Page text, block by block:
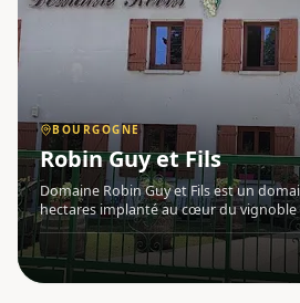
BOURGOGNE
Robin Guy et Fils
Domaine Robin Guy et Fils est un
hectares implanté au cœur du vignoble
(89800), dans la région Bourgogne .
renommés de l'appellation, il propose